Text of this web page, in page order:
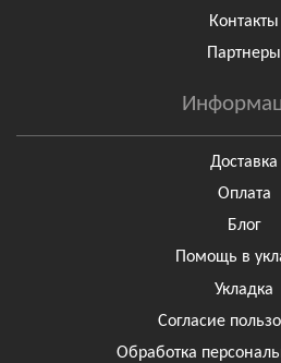
Контакты
Партнеры
Доставка
Оплата
Блог
Помощь в
Укладка
Согласие
Обработка